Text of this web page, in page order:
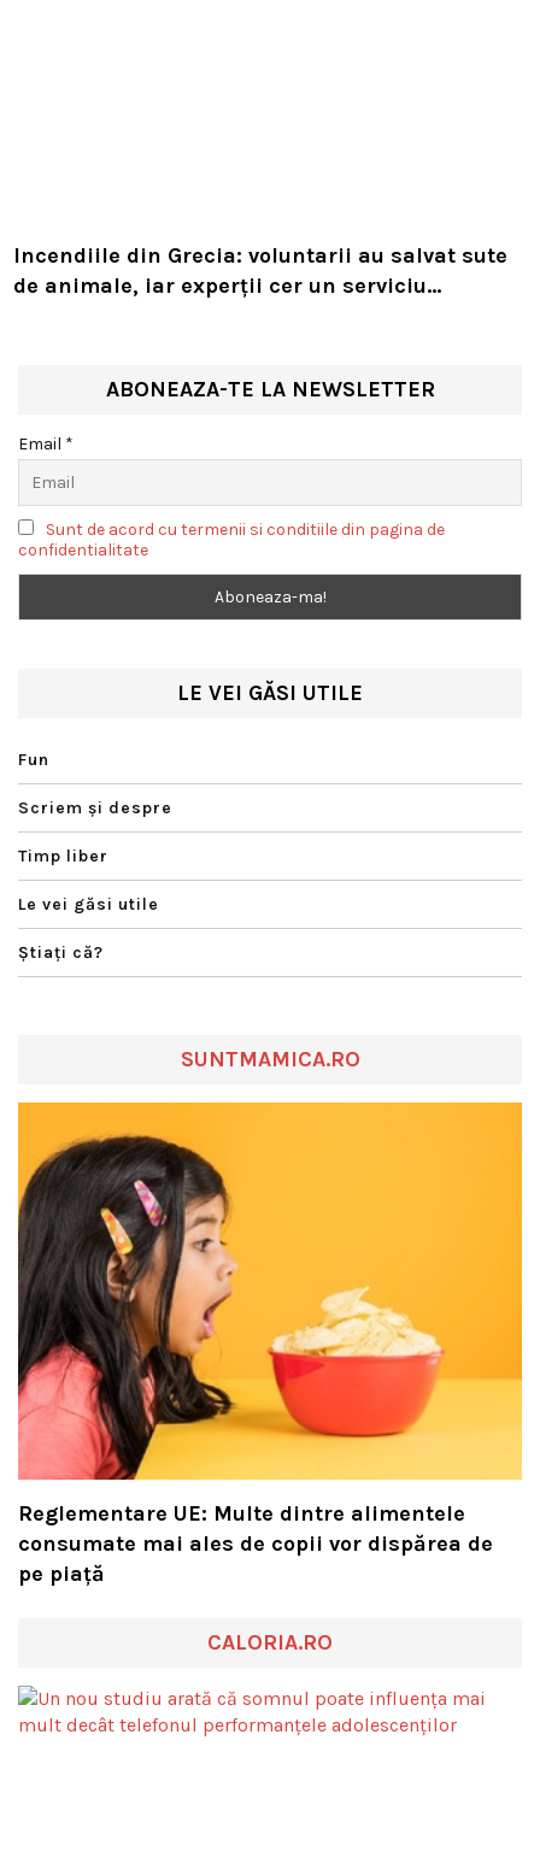
Incendiile din Grecia: voluntarii au salvat sute
de animale, iar experții cer un serviciu
ABONEAZA-TE LA NEWSLETTER
Email *
Sunt de acord cu termenii si conditiile din pagina de
confidentialitate
LE VEI GĂSI UTILE
Fun
Scriem şi despre
Timp liber
Le vei găsi utile
Ştiaţi că?
SUNTMAMICA.RO
Reglementare UE: Multe dintre alimentele
consumate mai ales de copii vor dispărea de
pe piață
CALORIA.RO